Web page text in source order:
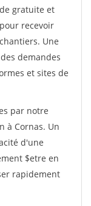
gratuite et
recevoir
Une
demandes
et sites de
par notre
à Cornas. Un
d'une
$etre en
rapidement